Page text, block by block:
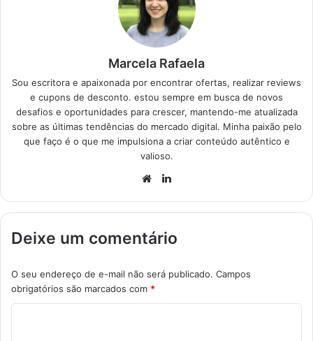
Marcela Rafaela
Sou escritora e apaixonada por encontrar ofertas, realizar reviews
e cupons de desconto. estou sempre em busca de novos
desafios e oportunidades para crescer, mantendo-me atualizada
sobre as últimas tendências do mercado digital. Minha paixão pelo
que faço é o que me impulsiona a criar conteúdo autêntico e
valioso.
Website
Deixe um comentário
O seu endereço de e-mail não será publicado. Campos
obrigatórios são marcados com *